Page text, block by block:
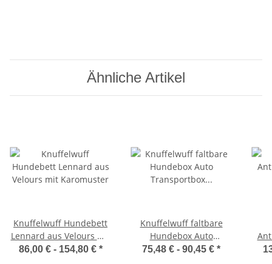
Ähnliche Artikel
Knuffelwuff Hundebett
Lennard aus Velours mit
Karomuster
86,00 € - 154,80 € *
Knuffelwuff faltbare
Hundebox Auto
Transportbox Alverstone
75,48 € - 90,45 € *